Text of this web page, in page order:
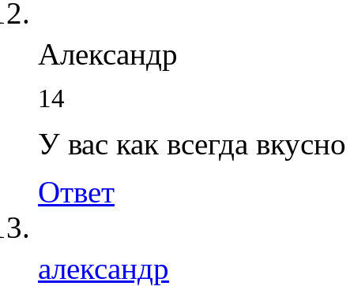
Александр
14
У вас как всегда
Ответ
александр